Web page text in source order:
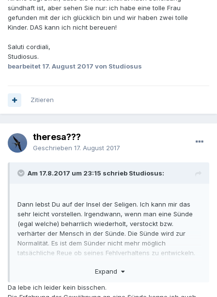
sündhaft ist, aber sehen Sie nur: ich habe eine tolle Frau
gefunden mit der ich glücklich bin und wir haben zwei tolle
Kinder. DAS kann ich nicht bereuen!
Saluti cordiali,
Studiosus.
bearbeitet 17. August 2017 von Studiosus
Zitieren
theresa???
Geschrieben 17. August 2017
Am 17.8.2017 um 23:15 schrieb Studiosus:
Dann lebst Du auf der Insel der Seligen. Ich kann mir das
sehr leicht vorstellen. Irgendwann, wenn man eine Sünde
(egal welche) beharrlich wiederholt, verstockt bzw.
verhärter der Mensch in der Sünde. Die Sünde wird zur
Normalität. Es ist dem Sünder nicht mehr möglich
tatsächliche Reue ob seines Fehlverhaltens zu entwickeln.
"WirkommendochehalleindenHimmelundGottstraftnicht"-
(atritio). Und dann kann es zum Schlimmsten kommen.
Expand
Da lebe ich leider kein bisschen.